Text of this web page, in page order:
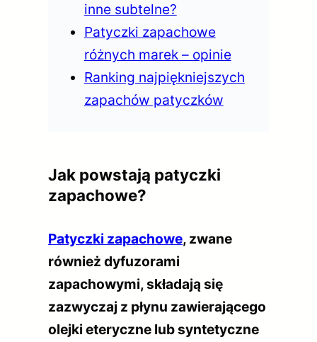
inne subtelne?
Patyczki zapachowe
różnych marek – opinie
Ranking najpiękniejszych
zapachów patyczków
Jak powstają patyczki
zapachowe?
Patyczki zapachowe, zwane
również dyfuzorami
zapachowymi, składają się
zazwyczaj z płynu zawierającego
olejki eteryczne lub syntetyczne